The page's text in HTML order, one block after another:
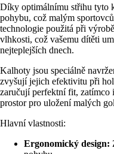
Díky optimálnímu střihu tyto
pohybu, což malým
technologie použitá při
vlhkosti, což vašemu dítěti
nejteplejších dnech.
Kalhoty jsou speciálně
zvyšují jejich efektivitu při
zaručují perfektní fit, zatímco
prostor pro uložení malých
Hlavní vlastnosti:
Ergonomický design: